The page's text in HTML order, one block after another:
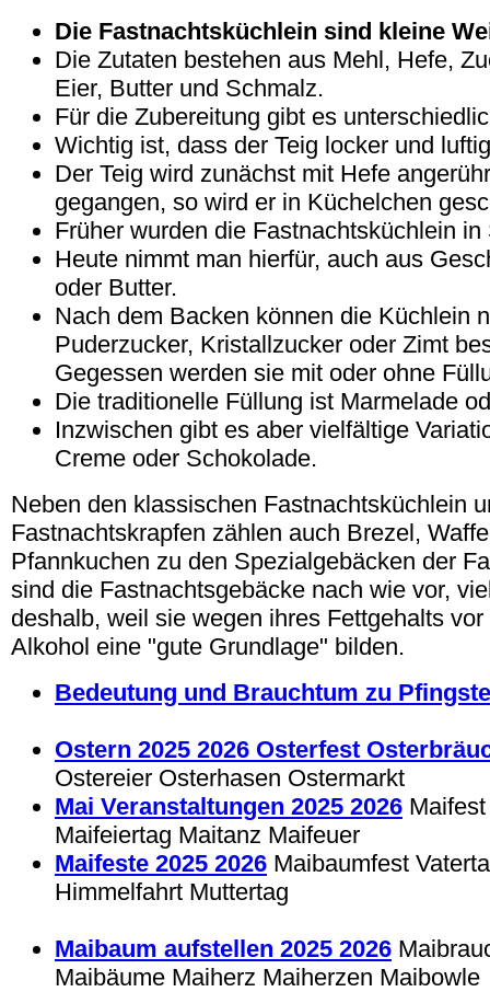
Die Fastnachtsküchlein sind kleine
Die Zutaten bestehen aus Mehl, Hefe,
Eier, Butter und Schmalz.
Für die Zubereitung gibt es
Wichtig ist, dass der Teig locker und
Der Teig wird zunächst mit Hefe
gegangen, so wird er in Küchelchen
Früher wurden die Fastnachtsküchlein
Heute nimmt man hierfür, auch aus
oder Butter.
Nach dem Backen können die Küchlein
Puderzucker, Kristallzucker oder Zimt
Gegessen werden sie mit oder ohne
Die traditionelle Füllung ist Marmelade
Inzwischen gibt es aber vielfältige
Creme oder Schokolade.
Neben den klassischen Fastnachtsküchlein
Fastnachtskrapfen zählen auch Brezel,
Pfannkuchen zu den Spezialgebäcken der
sind die Fastnachtsgebäcke nach wie vor,
deshalb, weil sie wegen ihres Fettgehalts
Alkohol eine "gute Grundlage" bilden.
Bedeutung und Brauchtum zu
Ostern 2025 2026 Osterfest
Ostereier Osterhasen Ostermarkt
Mai Veranstaltungen 2025 2026
Maifeiertag Maitanz Maifeuer
Maifeste 2025 2026 Maibaumfest
Himmelfahrt Muttertag
Maibaum aufstellen 2025 2026
Maibäume Maiherz Maiherzen Maibowle